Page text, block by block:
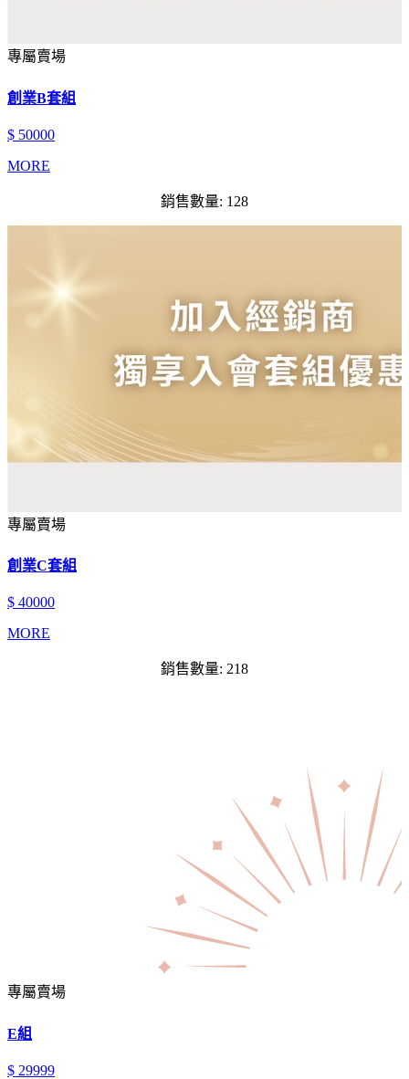
專屬賣場
創業B套組
$ 50000
MORE
銷售數量: 128
專屬賣場
創業C套組
$ 40000
MORE
銷售數量: 218
專屬賣場
E組
$ 29999